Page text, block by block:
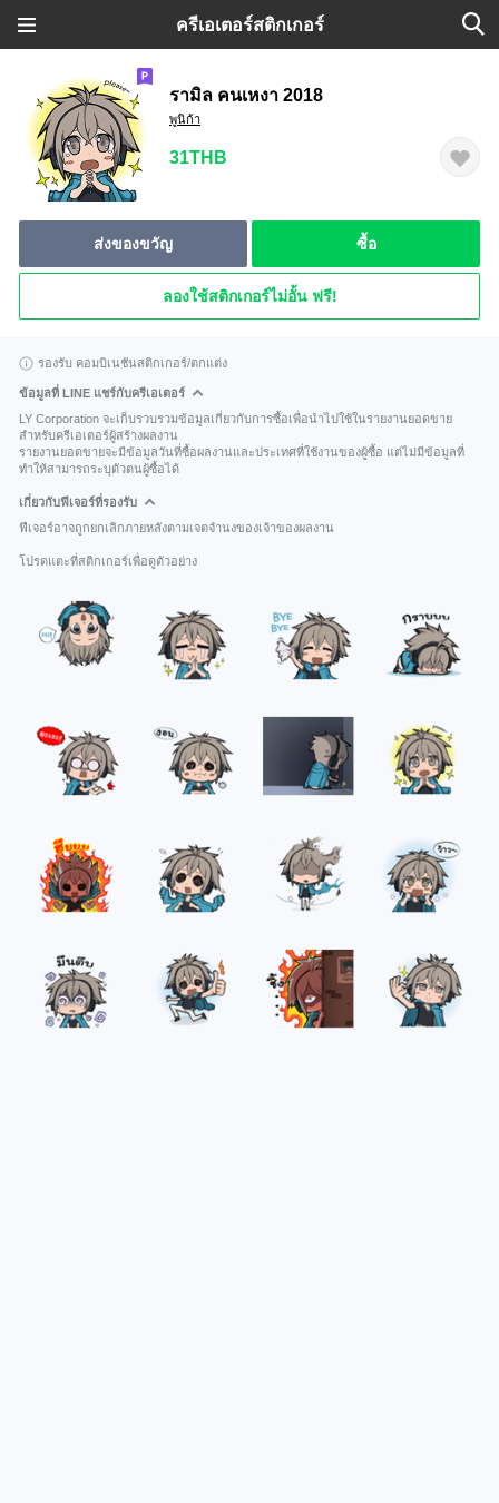
ครีเอเตอร์สติกเกอร์
รามิล คนเหงา 2018
พูนิก้า
31THB
ส่งของขวัญ ซื้อ
ลองใช้สติกเกอร์ไม่อั้น ฟรี!
รองรับ คอมบิเนชันสติกเกอร์/ตกแต่ง
ข้อมูลที่ LINE แชร์กับครีเอเตอร์
LY Corporation จะเก็บรวบรวมข้อมูลเกี่ยวกับการซื้อเพื่อนำไปใช้ในรายงานยอดขาย
สำหรับครีเอเตอร์ผู้สร้างผลงาน
รายงานยอดขายจะมีข้อมูลวันที่ซื้อผลงานและประเทศที่ใช้งานของผู้ซื้อ แต่ไม่มีข้อมูลที่
ทำให้สามารถระบุตัวตนผู้ซื้อได้
เกี่ยวกับฟีเจอร์ที่รองรับ
ฟีเจอร์อาจถูกยกเลิกภายหลังตามเจตจำนงของเจ้าของผลงาน
โปรดแตะที่สติกเกอร์เพื่อดูตัวอย่าง